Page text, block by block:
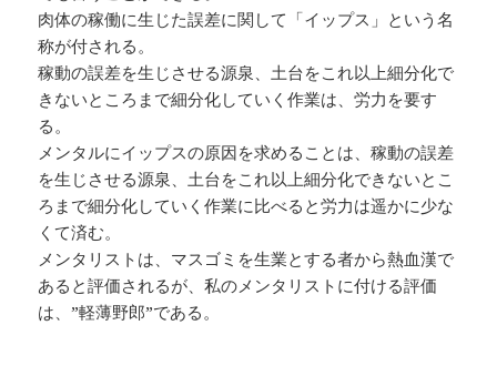
肉体の稼働に生じた誤差に関して「イップス」という名
称が付される。
稼動の誤差を生じさせる源泉、土台をこれ以上細分化で
きないところまで細分化していく作業は、労力を要す
る。
メンタルにイップスの原因を求めることは、稼動の誤差
を生じさせる源泉、土台をこれ以上細分化できないとこ
ろまで細分化していく作業に比べると労力は遥かに少な
くて済む。
メンタリストは、マスゴミを生業とする者から熱血漢で
あると評価されるが、私のメンタリストに付ける評価
は、”軽薄野郎”である。